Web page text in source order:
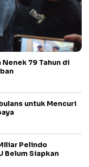
79 Tahun di
untuk Mencuri
Pelindo
Belum Siapkan